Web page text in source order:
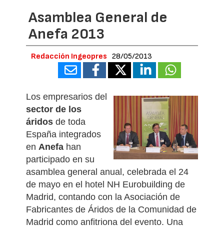
Asamblea General de
Anefa 2013
Redacción Ingeopres 28/05/2013
Los empresarios del
sector de los
áridos de toda
España integrados
enAnefa han
participado en su
asamblea general anual, celebrada el 24
de mayo en el hotel NH Eurobuilding de
Madrid, contando con la Asociación de
Fabricantes de Áridos de la Comunidad de
Madrid como anfitriona del evento. Una